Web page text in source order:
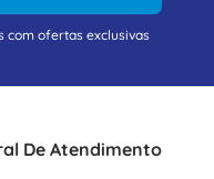
ofertas exclusivas
De Atendimento